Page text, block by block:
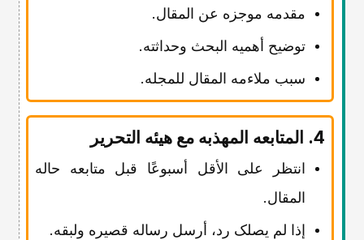
مقدمه موجزه عن المقال.
توضیح أهمیه البحث وحداثته.
سبب ملاءمه المقال للمجله.
4. المتابعه المهذبه مع هیئه التحریر
انتظر على الأقل أسبوعًا قبل متابعه حاله
المقال.
إذا لم یصلک رد، أرسل رساله قصیره ولبقه.